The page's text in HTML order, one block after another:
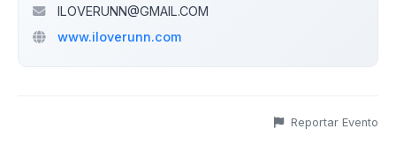
ILOVERUNN@GMAIL.COM
www.iloverunn.com
Reportar Evento